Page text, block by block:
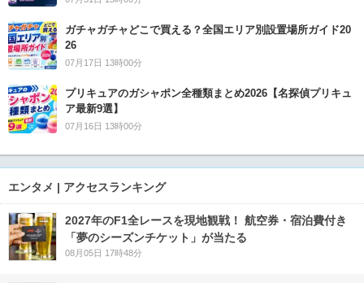
ガチャガチャどこで買える？全国エリア別設置場所ガイド20
26
07月17日 13時00分
プリキュアのガシャポン全種類まとめ2026【名探偵プリキュ
ア最新9選】
07月16日 13時00分
エンタメ | アクセスランキング
2027年のF1全レースを現地観戦！ 航空券・宿泊費付き
「夢のシーズンチケット」が当たる
08月05日 17時48分